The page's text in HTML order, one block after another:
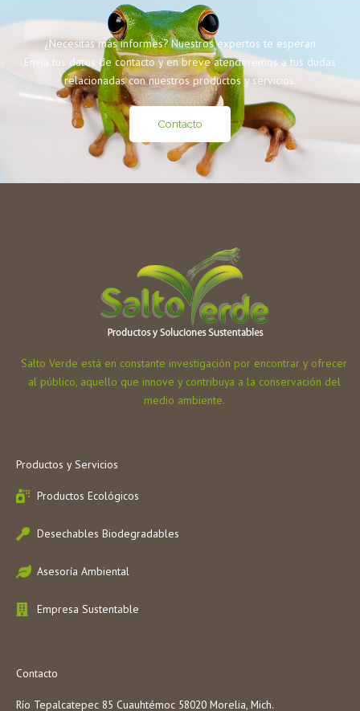
¿Necesitas más informes? Nuestros expertos te esperan
Envia tus datos de contacto y en breve atenderemos a tus dudas
relacionadas con nuestros productos y servicios.
Contacto
Salto Verde está en constante investigación por encontrar y ofrecer
al público, aquello que innove y contribuya a la conservación del
medio ambiente.
Productos y Servicios
Productos Ecológicos
Desechables Biodegradables
Asesoría Ambiental
Empresa Sustentable
Contacto
Río Tepalcatepec 85 Cuauhtémoc 58020 Morelia, Mich.